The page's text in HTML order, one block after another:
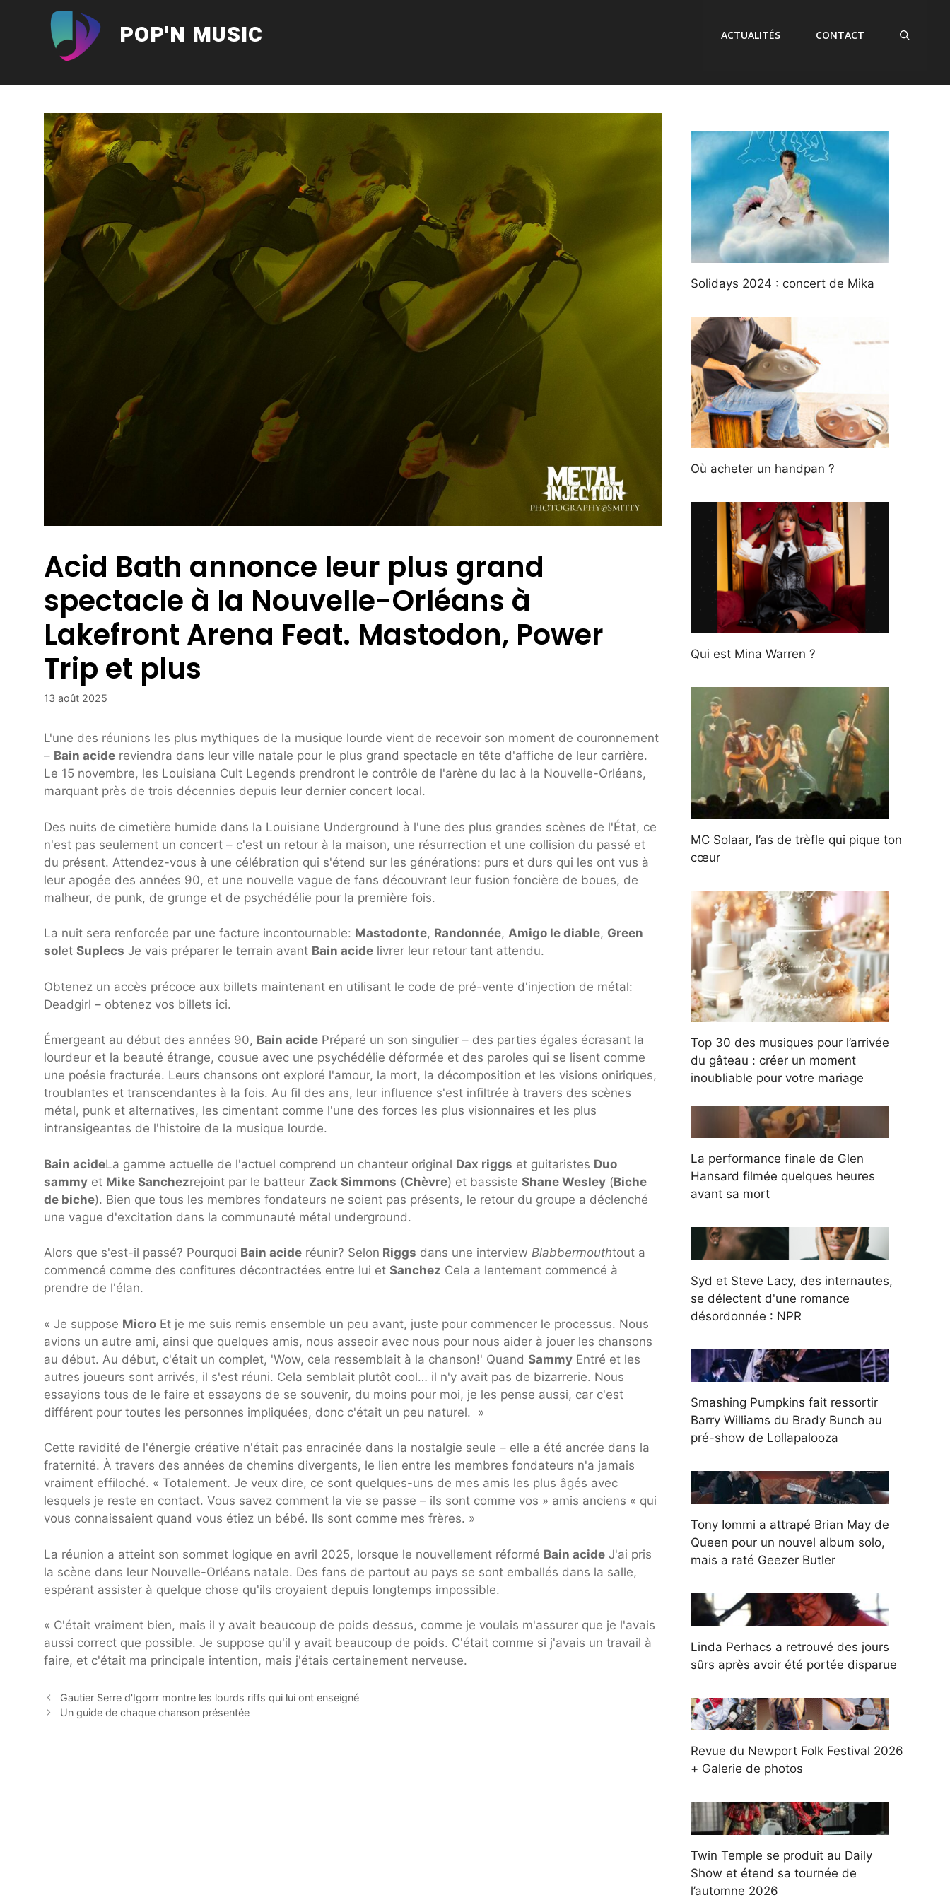
POP'N MUSIC ACTUALITÉS CONTACT
Acid Bath annonce leur plus grand
spectacle à la Nouvelle-Orléans à
Lakefront Arena Feat. Mastodon, Power
Trip et plus
13 août 2025
L'une des réunions les plus mythiques de la musique lourde vient de recevoir son moment de couronnement
– Bain acide reviendra dans leur ville natale pour le plus grand spectacle en tête d'affiche de leur carrière.
Le 15 novembre, les Louisiana Cult Legends prendront le contrôle de l'arène du lac à la Nouvelle-Orléans,
marquant près de trois décennies depuis leur dernier concert local.
Des nuits de cimetière humide dans la Louisiane Underground à l'une des plus grandes scènes de l'État, ce
n'est pas seulement un concert – c'est un retour à la maison, une résurrection et une collision du passé et
du présent. Attendez-vous à une célébration qui s'étend sur les générations: purs et durs qui les ont vus à
leur apogée des années 90, et une nouvelle vague de fans découvrant leur fusion foncière de boues, de
malheur, de punk, de grunge et de psychédélie pour la première fois.
La nuit sera renforcée par une facture incontournable: Mastodonte, Randonnée, Amigo le diable, Green
solet Suplecs Je vais préparer le terrain avant Bain acide livrer leur retour tant attendu.
Obtenez un accès précoce aux billets maintenant en utilisant le code de pré-vente d'injection de métal:
Deadgirl – obtenez vos billets ici.
Émergeant au début des années 90, Bain acide Préparé un son singulier – des parties égales écrasant la
lourdeur et la beauté étrange, cousue avec une psychédélie déformée et des paroles qui se lisent comme
une poésie fracturée. Leurs chansons ont exploré l'amour, la mort, la décomposition et les visions oniriques,
troublantes et transcendantes à la fois. Au fil des ans, leur influence s'est infiltrée à travers des scènes
métal, punk et alternatives, les cimentant comme l'une des forces les plus visionnaires et les plus
intransigeantes de l'histoire de la musique lourde.
Bain acideLa gamme actuelle de l'actuel comprend un chanteur original Dax riggs et guitaristes Duo
sammy et Mike Sanchezrejoint par le batteur Zack Simmons (Chèvre) et bassiste Shane Wesley (Biche
de biche). Bien que tous les membres fondateurs ne soient pas présents, le retour du groupe a déclenché
une vague d'excitation dans la communauté métal underground.
Alors que s'est-il passé? Pourquoi Bain acide réunir? Selon Riggs dans une interview Blabbermouthtout a
commencé comme des confitures décontractées entre lui et Sanchez Cela a lentement commencé à
prendre de l'élan.
« Je suppose Micro Et je me suis remis ensemble un peu avant, juste pour commencer le processus. Nous
avions un autre ami, ainsi que quelques amis, nous asseoir avec nous pour nous aider à jouer les chansons
au début. Au début, c'était un complet, 'Wow, cela ressemblait à la chanson!' Quand Sammy Entré et les
autres joueurs sont arrivés, il s'est réuni. Cela semblait plutôt cool… il n'y avait pas de bizarrerie. Nous
essayions tous de le faire et essayons de se souvenir, du moins pour moi, je les pense aussi, car c'est
différent pour toutes les personnes impliquées, donc c'était un peu naturel. »
Cette ravidité de l'énergie créative n'était pas enracinée dans la nostalgie seule – elle a été ancrée dans la
fraternité. À travers des années de chemins divergents, le lien entre les membres fondateurs n'a jamais
vraiment effiloché. « Totalement. Je veux dire, ce sont quelques-uns de mes amis les plus âgés avec
lesquels je reste en contact. Vous savez comment la vie se passe – ils sont comme vos » amis anciens « qui
vous connaissaient quand vous étiez un bébé. Ils sont comme mes frères. »
La réunion a atteint son sommet logique en avril 2025, lorsque le nouvellement réformé Bain acide J'ai pris
la scène dans leur Nouvelle-Orléans natale. Des fans de partout au pays se sont emballés dans la salle,
espérant assister à quelque chose qu'ils croyaient depuis longtemps impossible.
« C'était vraiment bien, mais il y avait beaucoup de poids dessus, comme je voulais m'assurer que je l'avais
aussi correct que possible. Je suppose qu'il y avait beaucoup de poids. C'était comme si j'avais un travail à
faire, et c'était ma principale intention, mais j'étais certainement nerveuse.
Gautier Serre d'Igorrr montre les lourds riffs qui lui ont enseigné
Un guide de chaque chanson présentée
Solidays 2024 : concert de Mika
Où acheter un handpan ?
Qui est Mina Warren ?
MC Solaar, l’as de trèfle qui pique ton
cœur
Top 30 des musiques pour l’arrivée
du gâteau : créer un moment
inoubliable pour votre mariage
La performance finale de Glen
Hansard filmée quelques heures
avant sa mort
Syd et Steve Lacy, des internautes,
se délectent d'une romance
désordonnée : NPR
Smashing Pumpkins fait ressortir
Barry Williams du Brady Bunch au
pré-show de Lollapalooza
Tony Iommi a attrapé Brian May de
Queen pour un nouvel album solo,
mais a raté Geezer Butler
Linda Perhacs a retrouvé des jours
sûrs après avoir été portée disparue
Revue du Newport Folk Festival 2026
+ Galerie de photos
Twin Temple se produit au Daily
Show et étend sa tournée de
l’automne 2026